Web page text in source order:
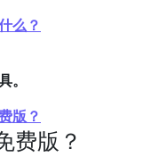
么？
。
版？
费版？